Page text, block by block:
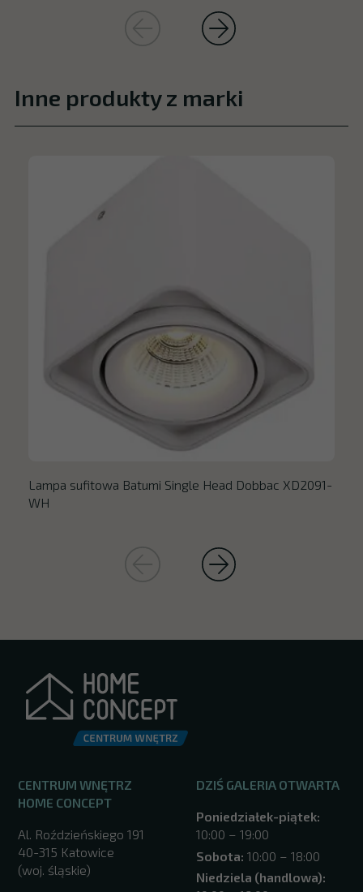
Inne produkty z marki
Lampa sufitowa Batumi Single Head Dobbac XD2091-
WH
CENTRUM WNĘTRZ
HOME CONCEPT
Al. Roździeńskiego 191
40-315 Katowice
(woj. śląskie)
DZIŚ GALERIA OTWARTA
Poniedziałek-piątek:
10:00 – 19:00
Sobota: 10:00 – 18:00
Niedziela (handlowa):